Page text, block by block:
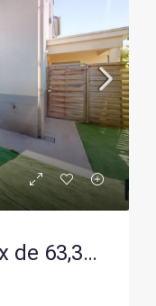
Appartement duplex de 63,35 m² avec jardin et parking à Chartres